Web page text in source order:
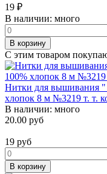
19 ₽
В наличии: много
В корзину
С этим товаром
Нитки для вышивания "
хлопок 8 м №3219 т. т.
В наличии: много
20.00 руб
19 руб
В корзину